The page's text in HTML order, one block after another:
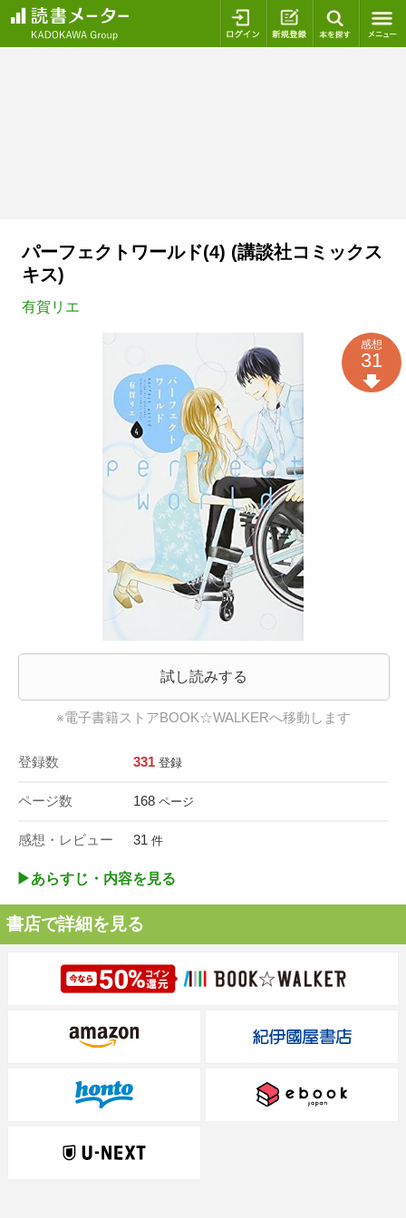
ログイン 新規登録
パーフェクトワールド(4) (講談社コミックス
キス)
有賀リエ
試し読みする
※電子書籍ストアBOOK☆WALKERへ移動します
登録数 331 登録
ページ数 168 ページ
感想・レビュー 31 件
感想
31
▶︎あらすじ・内容を見る
書店で詳細を見る